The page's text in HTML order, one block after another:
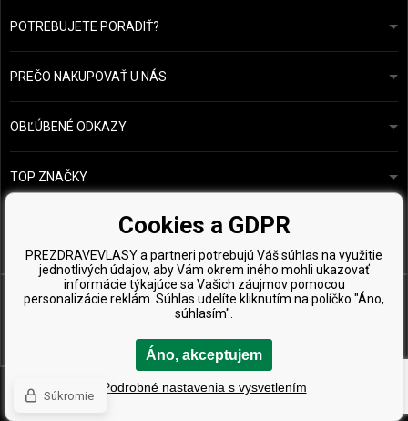
POTREBUJETE PORADIŤ?info@prozdravevlasy.cz
Odpovieme do 24 hodín.
PREČO NAKUPOVAŤ U NÁS
Obchodní podmínky
Ochrana osobních údajů
Přehled plateb a dopravy
OBĽÚBENÉ ODKAZY
Náš příběh
Vzorky zdarma
TOP ZNAČKY
Kérastase
Wella Professionals
Zenz Organic
Copyright © 2026 PreZdravéVlasy.sk, Všetky práva vyhradené
Cookies a GDPR
PREZDRAVEVLASY a partneri potrebujú Váš súhlas na využitie
jednotlivých údajov, aby Vám okrem iného mohli ukazovať
informácie týkajúce sa Vašich záujmov pomocou
personalizácie reklám. Súhlas udelíte kliknutím na políčko "Áno,
súhlasím".
Áno, akceptujem
Podrobné nastavenia s vysvetlením
Súkromie